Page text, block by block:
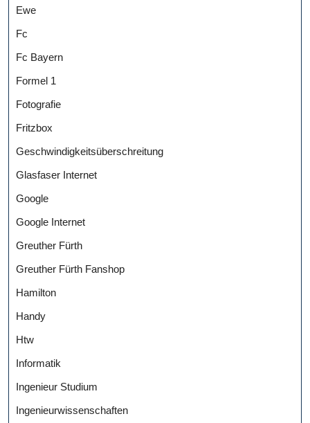
Ewe
Fc
Fc Bayern
Formel 1
Fotografie
Fritzbox
Geschwindigkeitsüberschreitung
Glasfaser Internet
Google
Google Internet
Greuther Fürth
Greuther Fürth Fanshop
Hamilton
Handy
Htw
Informatik
Ingenieur Studium
Ingenieurwissenschaften